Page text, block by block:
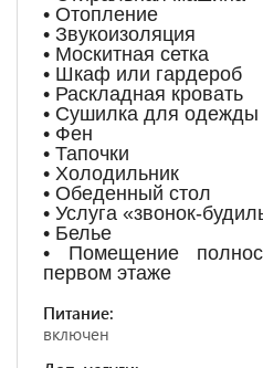
• Отопление
• Звукоизоляция
• Москитная сетка
• Шкаф или гардероб
• Раскладная кровать
• Сушилка для одежды
• Фен
• Тапочки
• Холодильник
• Обеденный стол
• Услуга «звонок-
• Белье
• Помещение
первом этаже
Питание:
включен